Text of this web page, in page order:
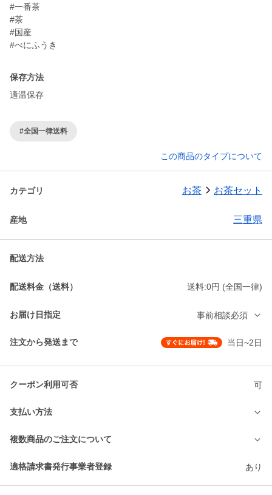
#一番茶
#茶
#国産
#べにふうき
保存方法
適温保存
#全国一律送料
この商品のタイプについて
カテゴリ お茶 お茶セット
産地 三重県
配送方法
配送料金（送料） 送料:0円 (全国一律)
お届け日指定 事前相談必須
注文から発送まで 当日~2日
クーポン利用可否 可
支払い方法
複数商品のご注文について
適格請求書発行事業者登録 あり